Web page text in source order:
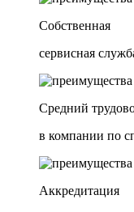
Собственная
сервисная
Средний
в компании по
Аккредитация